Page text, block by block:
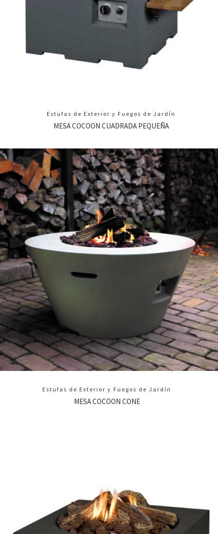
Estufas de Exterior y Fuegos de Jardín
MESA COCOON CUADRADA PEQUEÑA
Estufas de Exterior y Fuegos de Jardín
MESA COCOON CONE